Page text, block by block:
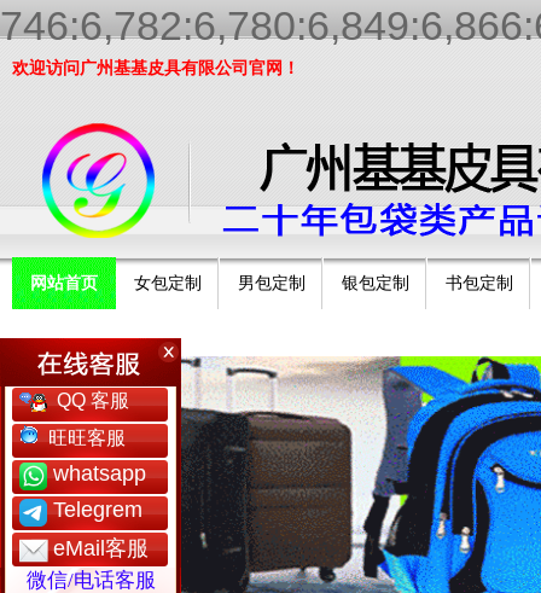
欢迎访问广州基基皮具有限公司官网！
网站首页 女包定制 男包定制 银包定制 书包定制
工厂简介
QQ 客服
旺旺客服
whatsapp
Telegrem
eMail客服
微信/电话客服